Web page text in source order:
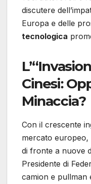
discutere
Europa e delle
tecnologica
Cinesi:
Minaccia?
Con il crescente
mercato
di fronte a nuove
Presidente di
camion e pullman